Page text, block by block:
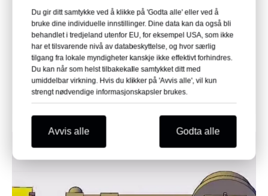
sentrum.
3. Spikerhode uten bankemerker,
konsistent og pen
4. Ensartet tykkelse og diameter på
spikerhodet.
Du gir ditt samtykke ved å klikke på 'Godta alle' eller ved å
bruke dine individuelle innstillinger. Dine data kan da også bli
behandlet i tredjeland utenfor EU, for eksempel USA, som ikke
har et tilsvarende nivå av databeskyttelse, og hvor særlig
tilgang fra lokale myndigheter kanskje ikke effektivt forhindres.
Du kan når som helst tilbakekalle samtykket ditt med
umiddelbar virkning. Hvis du klikker på 'Avvis alle', vil kun
strengt nødvendige informasjonskapsler brukes.
Avvis alle Godta alle